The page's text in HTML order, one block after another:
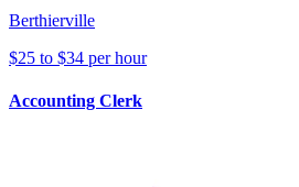
Berthierville
$25 to $34 per hour
Accounting Clerk